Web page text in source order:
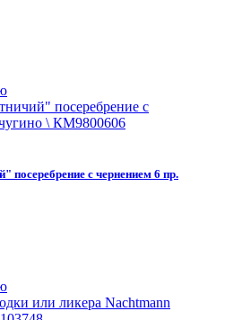
посеребрение с чернением 6 пр.